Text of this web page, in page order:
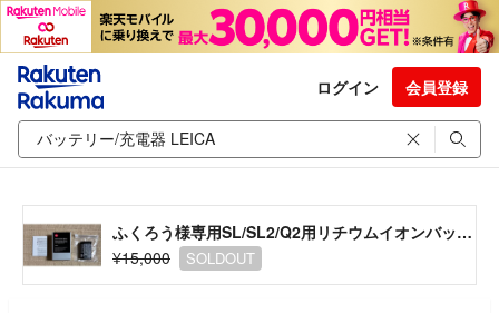
ログイン 会員登録
ふくろう様専用SL/SL2/Q2用リチウムイオンバッテリーBP-SCL4
¥15,000
SOLDOUT